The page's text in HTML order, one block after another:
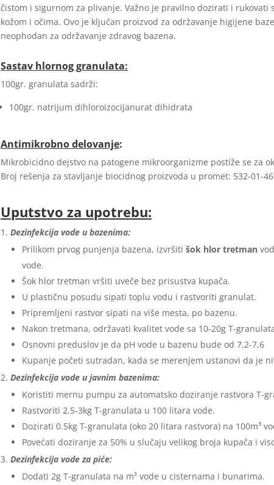
čistom i sigurnom za plivanje. Važno je pravilno dozirati i rukovati
kožom i očima. Ovo je ključan proizvod za održavanje higijene
neophodan za održavanje zdravog bazena.
Sastav hlornog granulata:
100gr. granulata sadrži:
100gr. natrijum dihloroizocijanurat dihidrata
Antimikrobno delovanje:
Mikrobicidno dejstvo na patogene mikroorganizme postiže se za
Broj rešenja za stavljanje biocidnog proizvoda u promet: 532-01-
Uputstvo za upotrebu:
Dezinfekcija vode u bazenima:
Prilikom prvog punjenja bazena, izvršiti šok hlor tretman
vode.
Šok hlor tretman vršiti uveče bez prisustva kupača.
U plastičnu posudu sipati toplu vodu i rastvoriti granulat.
Pripremljeni rastvor sipati na više mesta, po bazenu.
Nakon tretmana, održavati kvalitet vode sa 10-20g T-
Osnovni preduslov je da pH vode u bazenu bude od 7,2-7,6
Kupanje početi sutradan, kada se merenjem ustanovi da je
Dezinfekcija vode u javnim bazenima:
Koristiti mernu pumpu za automatsko doziranje rastvora T-
Rastvoriti 2.5-3kg T-granulata u 100 litara vode.
Dozirati 0.5kg T-granulata (oko 20 litara rastvora) na 100m³
Povećati doziranje za 50% u slučaju velikog broja kupača i
Dezinfekcija vode za piće:
Dodati 2g T-granulata na m³ vode u cisternama i bunarima.